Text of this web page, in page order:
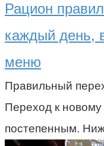
Рацион
каждый день,
меню
Правильный
Переход к
постепенным.